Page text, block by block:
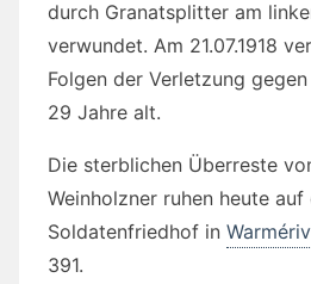
durch Granatsplitter am
verwundet. Am 21.07.1918
Folgen der Verletzung
29 Jahre alt.
Die sterblichen Überreste
Weinholzner ruhen heute auf
Soldatenfriedhof in
391.